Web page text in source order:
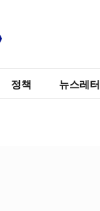
정책 뉴스레터